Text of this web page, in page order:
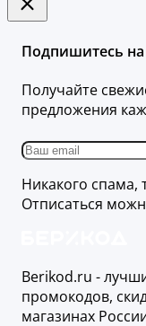
Подпишитесь
Получайте
предложения
Никакого спама,
Отписаться
Berikod.ru -
промокодов,
магазинах